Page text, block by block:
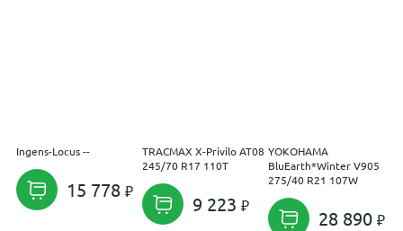
Ingens-Locus --
15 778
TRACMAX X-Privilo AT08
245/70 R17 110T
9 223
YOKOHAMA
BluEarth*Winter V905
275/40 R21 107W
28 890